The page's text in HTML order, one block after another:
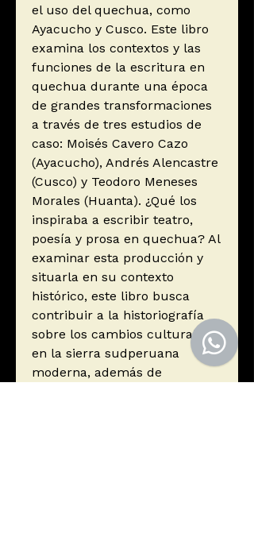
el uso del quechua, como
Ayacucho y Cusco. Este libro
examina los contextos y las
funciones de la escritura en
quechua durante una época
de grandes transformaciones
a través de tres estudios de
caso: Moisés Cavero Cazo
(Ayacucho), Andrés Alencastre
(Cusco) y Teodoro Meneses
Morales (Huanta). ¿Qué los
inspiraba a escribir teatro,
poesía y prosa en quechua? Al
examinar esta producción y
situarla en su contexto
histórico, este libro busca
contribuir a la historiografía
sobre los cambios culturales
en la sierra sudperuana
moderna, además de